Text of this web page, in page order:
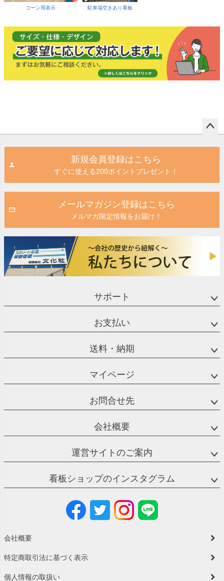
コーン用表示 駐車場空きあり看板
新規会員登録はこちら
すぐに使える200ポイントプレゼント！
メールマガジン登録はこちら
メルマガ限定情報をお届け！
サポート
お支払い
送料・納期
マイページ
お問合せ先
会社概要
運営サイトのご案内
看板ショップのインスタグラム
会社概要
特定商取引法に基づく表示
個人情報の取扱い